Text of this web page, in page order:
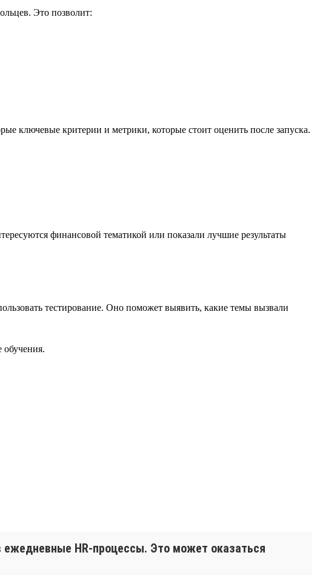
Это позволит:
ключевые критерии и метрики, которые стоит оценить после запуска.
финансовой тематикой или показали лучшие результаты
тестирование. Оно поможет выявить, какие темы вызвали
обучения.
ежедневные HR-процессы. Это может оказаться